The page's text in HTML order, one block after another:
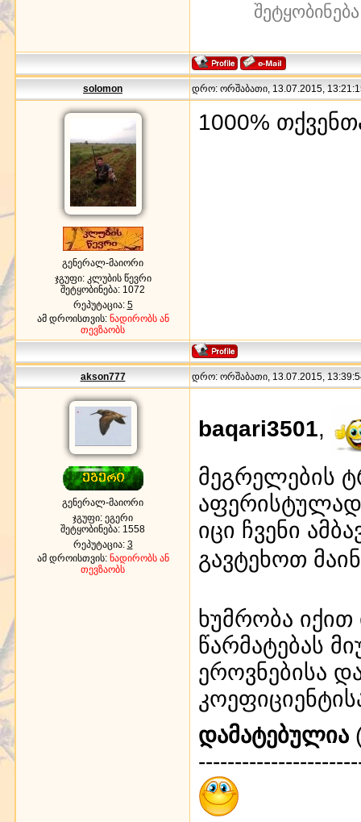
solomon დრო: ორშაბათი, 13.07.2015,
გენერალ-მაიორი
ჯგუფი: კლუბის წევრი
შეტყობინება: 1072
რეპუტაცია: 5
ამ დროისთვის: ნადირობს ან
თევზაობს
1000%
akson777 დრო: ორშაბათი, 13.07.2015,
გენერალ-მაიორი
ჯგუფი: ეგერი
შეტყობინება: 1558
რეპუტაცია: 3
ამ დროისთვის: ნადირობს ან
თევზაობს
baqari3501,
მეგრელების
აფერისტულად
იცი ჩვენი
გავტეხოთ
ხუმრობა
წარმატებას
ეროვნებისა
დამატებულია